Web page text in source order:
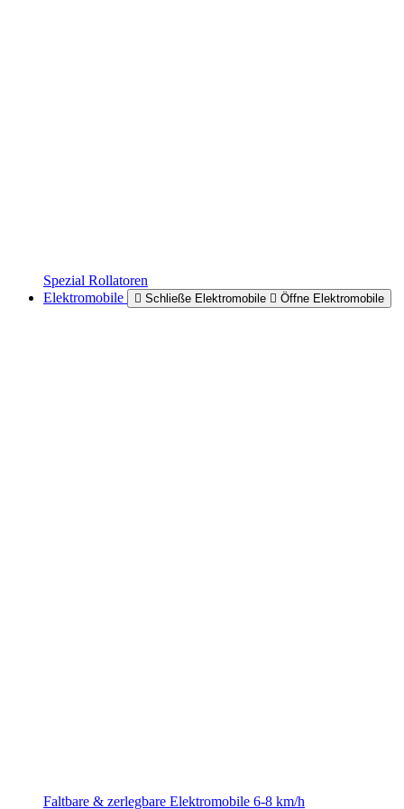
Spezial Rollatoren
Elektromobile
Schließe Elektromobile Öffne Elektromobile
Faltbare & zerlegbare Elektromobile 6-8 km/h